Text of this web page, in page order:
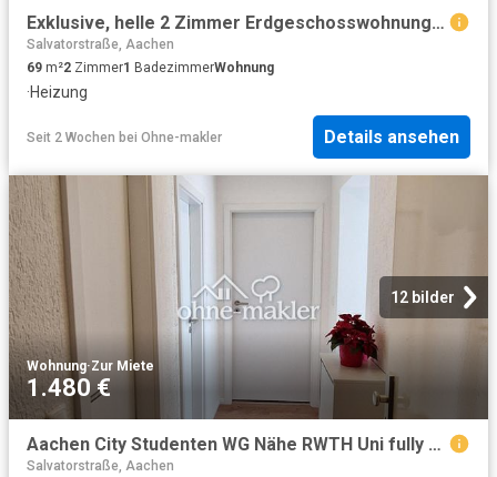
Exklusive, helle 2 Zimmer Erdgeschosswohnung im Herzen des Jakobviertel ideal für Singles
Salvatorstraße, Aachen
69 m²2 Zimmer1 BadezimmerWohnung
·Heizung
Seit 2 Wochen bei Ohne-makler Details ansehen
12 bilder
Wohnung·Zur Miete
1.480 €
Aachen City Studenten WG Nähe RWTH Uni fully furnished
Salvatorstraße, Aachen